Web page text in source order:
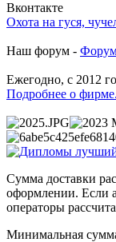
Вконтакте
Охота на гуся,
Наш форум - Форум
Ежегодно, с 2012
Подробнее о фирме.
Сумма доставки
оформлении. Если
операторы
Минимальная